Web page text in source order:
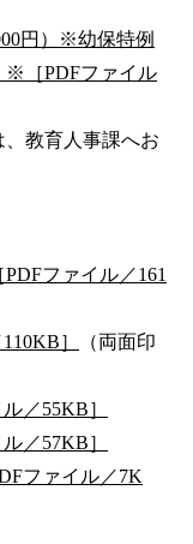
円）※幼保特例
※［PDFファイル
教育人事課へお
ファイル／161
］
（両面印
／55KB］
／57KB］
ファイル／7K